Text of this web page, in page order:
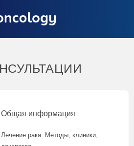
Общая информация
Лечение рака. Методы, клиники,